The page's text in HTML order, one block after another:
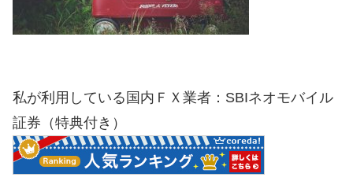
私が利用している国内ＦＸ業者：SBIネオモバイル
証券（特典付き）